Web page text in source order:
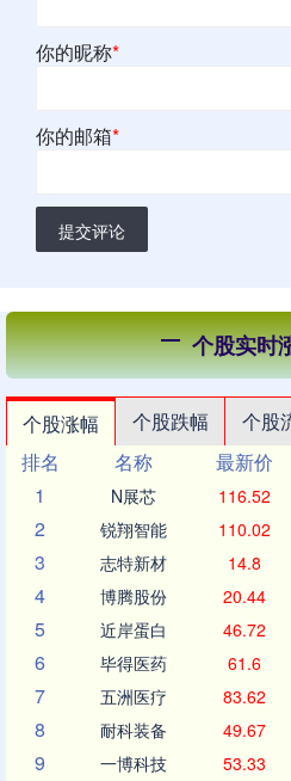
你的昵称*
你的邮箱*
提交评论
个股实时
个股涨幅 个股跌幅 个股
排名
名称 最新价
1
N展芯 116.52
2 锐翔智能 110.02
3 志特新材 14.8
4 博腾股份 20.44
5 近岸蛋白 46.72
6 毕得医药 61.6
7 五洲医疗 83.62
8 耐科装备 49.67
9 一博科技 53.33